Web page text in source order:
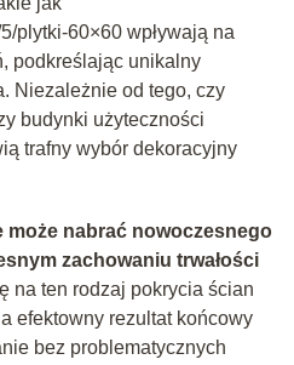
plytki-60×60 wpływają na
podkreślając unikalny
Niezależnie od tego, czy
budynki użyteczności
trafny wybór dekoracyjny
może nabrać nowoczesnego
zachowaniu trwałości
na ten rodzaj pokrycia ścian
efektowny rezultat końcowy
bez problematycznych